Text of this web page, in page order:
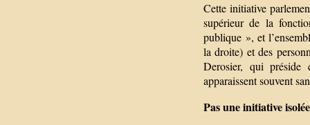
Cette initiative
supérieur de la
publique », et
la droite) et des
Derosier, qui
apparaissent souvent
Pas une initiative isolée